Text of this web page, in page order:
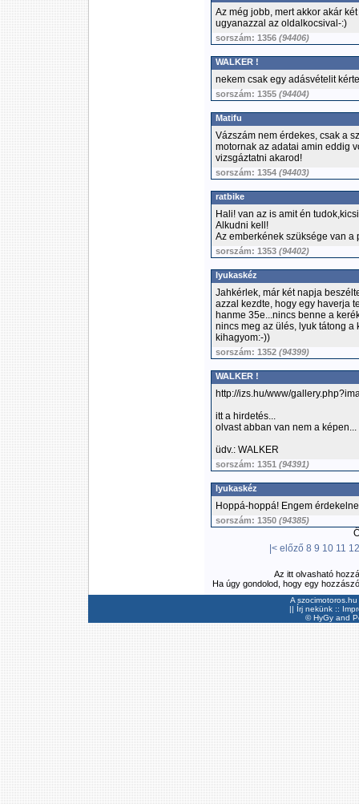
Az még jobb, mert akkor akár
ugyanazzal az oldalkocsival-:)
sorszám: 1356 (94406)
WALKER !
nekem csak egy adásvételit
sorszám: 1355 (94404)
Matifu
Vázszám nem érdekes, csak a
motornak az adatai amin eddig
vizsgáztatni akarod!
sorszám: 1354 (94403)
ratbike
Hali! van az is amit én
Alkudni kell!
Az emberkének szüksége van a
sorszám: 1353 (94402)
lyukaskéz
Jahkérlek, már két napja
azzal kezdte, hogy egy haverja
hanme 35e...nincs benne a
nincs meg az ülés, lyuk tátong a
kihagyom:-))
sorszám: 1352 (94399)
WALKER !
http://izs.hu/www/
itt a hirdetés...
olvast abban van nem a képen...
üdv.: WALKER
sorszám: 1351 (94391)
lyukaskéz
Hoppá-hoppá! Engem
sorszám: 1350 (94385)
|< előző 8 9 10 11 12
Az itt olvasható
Ha úgy gondolod, hogy egy
A
|| Írj nekünk ::
©HyGyand